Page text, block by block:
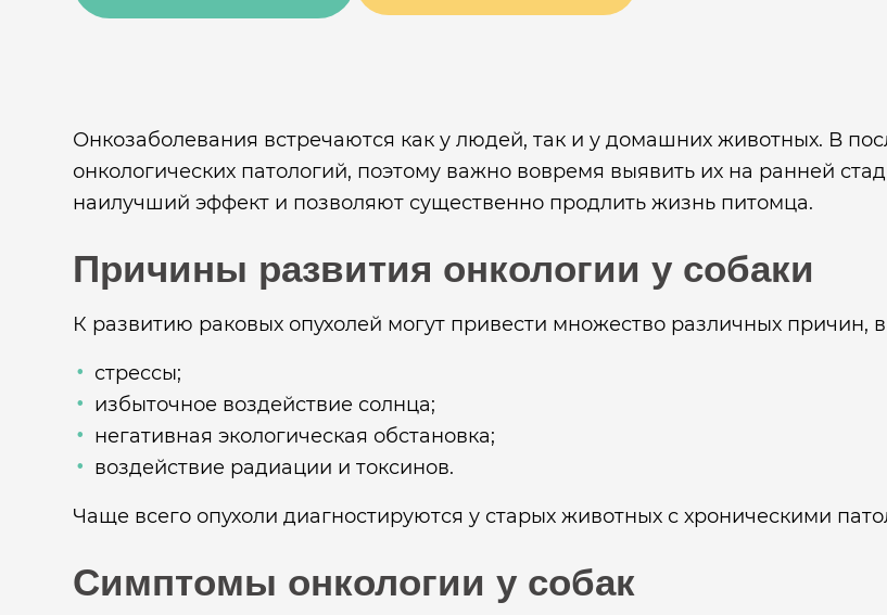
Онкозаболевания встречаются как у людей, так и у домашних животных. В
онкологических патологий, поэтому важно вовремя выявить их на ранней
наилучший эффект и позволяют существенно продлить жизнь питомца.
Причины развития онкологии у собаки
К развитию раковых опухолей могут привести множество различных причин, в
стрессы;
избыточное воздействие солнца;
негативная экологическая обстановка;
воздействие радиации и токсинов.
Чаще всего опухоли диагностируются у старых животных с хроническими
Симптомы онкологии у собак